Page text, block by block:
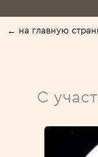
← на главную
С